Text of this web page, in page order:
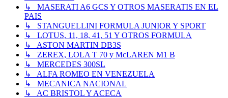
↳ MASERATI A6 GCS Y OTROS MASERATIS EN EL
PAIS
↳ STANGUELLINI FORMULA JUNIOR Y SPORT
↳ LOTUS, 11, 18, 41, 51 Y OTROS FORMULA
↳ ASTON MARTIN DB3S
↳ ZEREX, LOLA T 70 y McLAREN M1 B
↳ MERCEDES 300SL
↳ ALFA ROMEO EN VENEZUELA
↳ MECANICA NACIONAL
↳ AC BRISTOL Y ACECA